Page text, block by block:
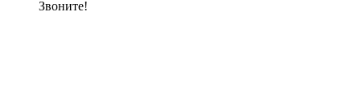
Звоните!